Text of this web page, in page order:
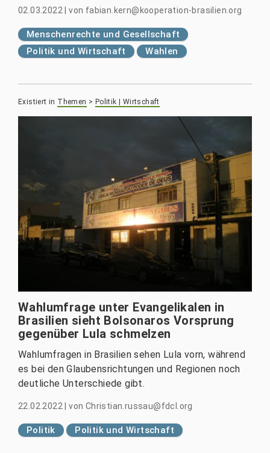
02.03.2022 |von fabian.kern@kooperation-brasilien.org
Menschenrechte und Gesellschaft
Politik und Wirtschaft
Wahlen
Existiert in Themen > Politik | Wirtschaft
Wahlumfrage unter Evangelikalen in
Brasilien sieht Bolsonaros Vorsprung
gegenüber Lula schmelzen
Wahlumfragen in Brasilien sehen Lula vorn, während
es bei den Glaubensrichtungen und Regionen noch
deutliche Unterschiede gibt.
22.02.2022 |von Christian.russau@fdcl.org
Politik Politik und Wirtschaft